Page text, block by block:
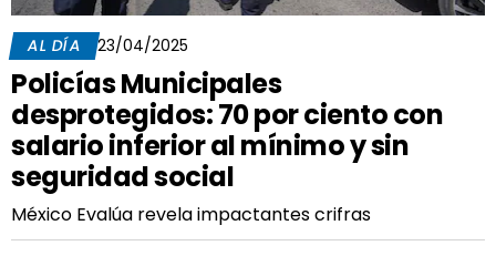
AL DÍA 23/04/2025
Policías Municipales
desprotegidos: 70 por ciento con
salario inferior al mínimo y sin
seguridad social
México Evalúa revela impactantes crifras